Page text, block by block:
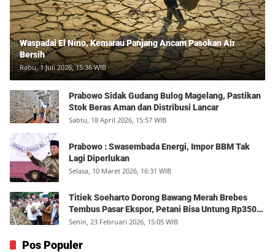
Waspadai El Nino, Kemarau Panjang Ancam Pasokan Air
Bersih
Rabu, 1 Juli 2026, 15:36 WIB
Prabowo Sidak Gudang Bulog Magelang, Pastikan
Stok Beras Aman dan Distribusi Lancar
Sabtu, 18 April 2026, 15:57 WIB
Prabowo : Swasembada Energi, Impor BBM Tak
Lagi Diperlukan
Selasa, 10 Maret 2026, 16:31 WIB
Titiek Soeharto Dorong Bawang Merah Brebes
Tembus Pasar Ekspor, Petani Bisa Untung Rp350
Juta per Hektare
Senin, 23 Februari 2026, 15:05 WIB
Pos Populer